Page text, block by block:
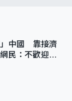
」中國 靠接濟
民：不歡迎劣